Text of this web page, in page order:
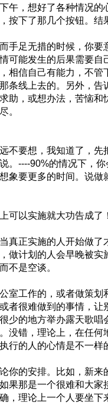
午，想好了各种情况的
按下了那几个按钮。结
手足无措的时候，你要
可能发生的后果需要自
相信自己有能力，不管
条线上去的。另外，告
助，或想办法，苦恼和
。
不要想，我知道了，先
。----90%的情况下，
象要更多的时间。说做
可以实施就大功告成了
真正实施的人开始做了
做计划的人会早晚被实
不是空谈。
室工作的，或者做策划
者很难做到的事情，让
少的地方举办露天歌唱
没错，理论上，在任何
行的人的心情是不一样
你的安排。比如，新来
果那是一个很难和大家
，理论上一个人要坐下